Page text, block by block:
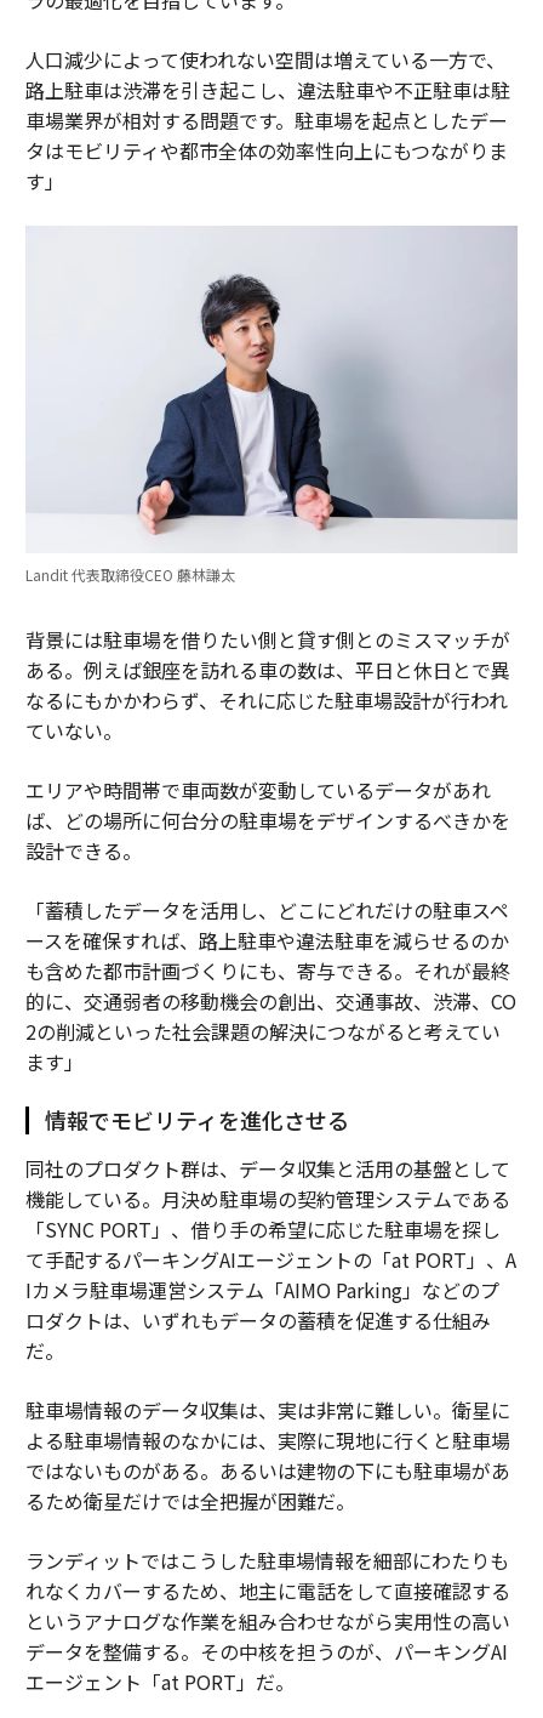
人口減少によって使われない空間は増えている一方で、
路上駐車は渋滞を引き起こし、違法駐車や不正駐車は駐
車場業界が相対する問題です。駐車場を起点としたデー
タはモビリティや都市全体の効率性向上にもつながりま
す」
Landit 代表取締役CEO 藤林謙太
背景には駐車場を借りたい側と貸す側とのミスマッチが
ある。例えば銀座を訪れる車の数は、平日と休日とで異
なるにもかかわらず、それに応じた駐車場設計が行われ
ていない。
エリアや時間帯で車両数が変動しているデータがあれ
ば、どの場所に何台分の駐車場をデザインするべきかを
設計できる。
「蓄積したデータを活用し、どこにどれだけの駐車スペ
ースを確保すれば、路上駐車や違法駐車を減らせるのか
も含めた都市計画づくりにも、寄与できる。それが最終
的に、交通弱者の移動機会の創出、交通事故、渋滞、CO
2の削減といった社会課題の解決につながると考えてい
ます」
情報でモビリティを進化させる
同社のプロダクト群は、データ収集と活用の基盤として
機能している。月決め駐車場の契約管理システムである
「SYNC PORT」、借り手の希望に応じた駐車場を探し
て手配するパーキングAIエージェントの「at PORT」、A
Iカメラ駐車場運営システム「AIMO Parking」などのプ
ロダクトは、いずれもデータの蓄積を促進する仕組み
だ。
駐車場情報のデータ収集は、実は非常に難しい。衛星に
よる駐車場情報のなかには、実際に現地に行くと駐車場
ではないものがある。あるいは建物の下にも駐車場があ
るため衛星だけでは全把握が困難だ。
ランディットではこうした駐車場情報を細部にわたりも
れなくカバーするため、地主に電話をして直接確認する
というアナログな作業を組み合わせながら実用性の高い
データを整備する。その中核を担うのが、パーキングAI
エージェント「at PORT」だ。